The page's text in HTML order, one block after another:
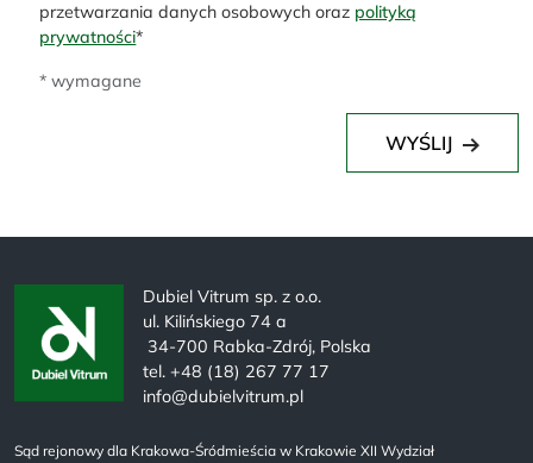
przetwarzania danych osobowych oraz polityką
prywatności*
* wymagane
WYŚLIJ
Dubiel Vitrum sp. z o.o.
ul. Kilińskiego 74 a
34-700 Rabka-Zdrój, Polska
tel. +48 (18) 267 77 17
info@dubielvitrum.pl
Sąd rejonowy dla Krakowa-Śródmieścia w Krakowie XII Wydział